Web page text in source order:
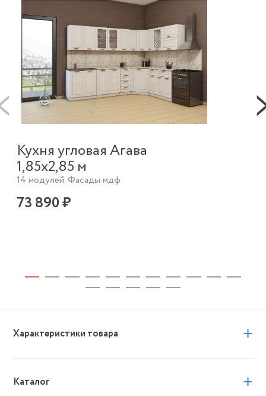
Кухня угловая Агава
1,85х2,85 м
14 модулей. Фасады мдф
73 890 ₽
Характеристики товара +
Каталог +